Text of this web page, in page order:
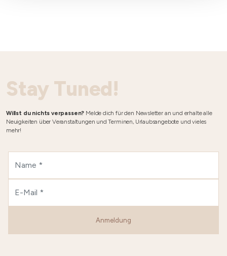
Stay Tuned!
Willst du nichts verpassen? Melde dich für den Newsletter an und erhalte alle
Neuigkeiten über Veranstaltungen und Terminen, Urlaubsangebote und vieles
mehr!
Anmeldung